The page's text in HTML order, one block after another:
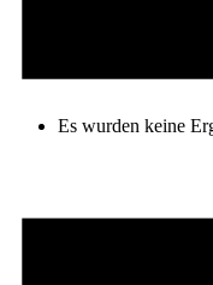
Es wurden keine